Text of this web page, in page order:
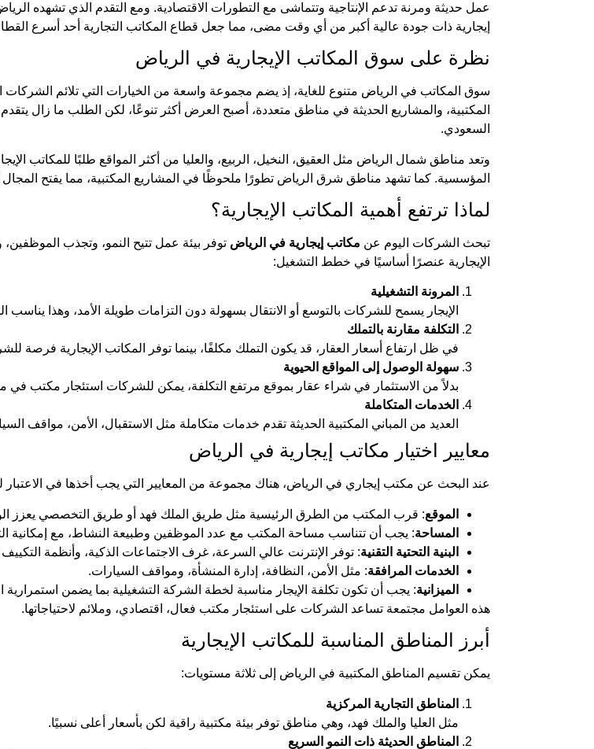
إيجارية ذات جودة عالية أكبر من أي وقت مضى، مما جعل قطاع المكاتب التجارية أحد أسرع
نظرة على سوق المكاتب الإيجارية في الرياض
سوق المكاتب في الرياض متنوع للغاية، إذ يضم مجموعة واسعة من الخيارات التي تلائم الشركات
المكتبية، والمشاريع الحديثة في مناطق متعددة، أصبح العرض أكثر تنوعًا، لكن الطلب ما زال
السعودي.
وتعد مناطق شمال الرياض مثل العقيق، النخيل، الربيع، والعليا من أكثر المواقع طلبًا للمكاتب
المؤسسية. كما تشهد مناطق شرق الرياض تطورًا ملحوظًا في المشاريع المكتبية، مما يفتح
لماذا ترتفع أهمية المكاتب الإيجارية؟
تبحث الشركات اليوم عن مكاتب إيجارية في الرياض توفر بيئة عمل تتيح النمو، وتجذب
الإيجارية عنصرًا أساسيًا في خطط التشغيل:
المرونة التشغيلية
الإيجار يسمح للشركات بالتوسع أو الانتقال بسهولة دون التزامات طويلة الأمد، وهذا
التكلفة مقارنة بالتملك
في ظل ارتفاع أسعار العقار، قد يكون التملك مكلفًا، بينما توفر المكاتب الإيجارية فرصة
سهولة الوصول إلى المواقع الحيوية
بدلاً من الاستثمار في شراء عقار بموقع مرتفع التكلفة، يمكن للشركات استئجار مكتب
الخدمات المتكاملة
العديد من المباني المكتبية الحديثة تقدم خدمات متكاملة مثل الاستقبال، الأمن، مواقف
معايير اختيار مكاتب إيجارية في الرياض
عند البحث عن مكتب إيجاري في الرياض، هناك مجموعة من المعايير التي يجب أخذها في
الموقع: قرب المكتب من الطرق الرئيسية مثل طريق الملك فهد أو طريق التخصصي يعزز
المساحة: يجب أن تتناسب مساحة المكتب مع عدد الموظفين وطبيعة النشاط، مع إمكانية
البنية التحتية التقنية: توفر الإنترنت عالي السرعة، غرف الاجتماعات الذكية، وأنظمة التكييف
الخدمات المرافقة: مثل الأمن، النظافة، إدارة المنشأة، ومواقف السيارات.
الميزانية: يجب أن تكون تكلفة الإيجار مناسبة لخطة الشركة التشغيلية بما يضمن
هذه العوامل مجتمعة تساعد الشركات على استئجار مكتب فعال، اقتصادي، وملائم لاحتياجاتها.
أبرز المناطق المناسبة للمكاتب الإيجارية
يمكن تقسيم المناطق المكتبية في الرياض إلى ثلاثة مستويات:
المناطق التجارية المركزية
مثل العليا والملك فهد، وهي مناطق توفر بيئة مكتبية راقية لكن بأسعار أعلى نسبيًا.
المناطق الحديثة ذات النمو السريع